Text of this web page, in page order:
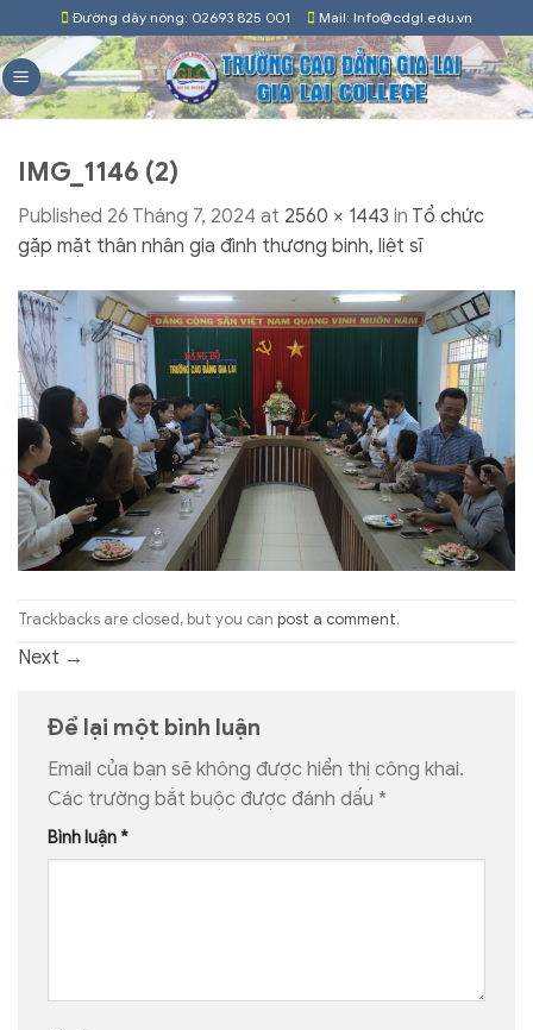
to
content
Đường dây nóng: 02693 825 001 Mail: Info@cdgl.edu.vn
IMG_1146 (2)
Published 26 Tháng 7, 2024 at 2560 × 1443 in Tổ chức
gặp mặt thân nhân gia đình thương binh, liệt sĩ
Trackbacks are closed, but you can post a comment.
Next →
Để lại một bình luận
Email của bạn sẽ không được hiển thị công khai.
Các trường bắt buộc được đánh dấu *
Bình luận *